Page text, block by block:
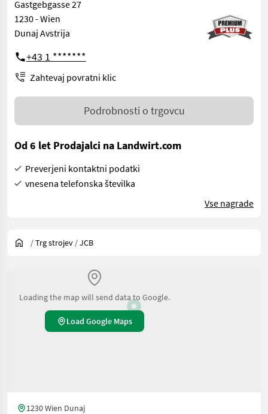
Gastgebgasse 27
1230 - Wien
Dunaj Avstrija
+43 1 *******
Zahtevaj povratni klic
Podrobnosti o trgovcu
Od 6 let Prodajalci na Landwirt.com
Preverjeni kontaktni podatki
vnesena telefonska številka
Vse nagrade
/Trg strojev /JCB
Loading the map will send data to Google.
Load Google Maps
1230 Wien Dunaj